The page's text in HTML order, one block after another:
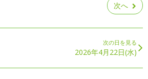
次へ
次の日を見る
2026年4月22日(水)